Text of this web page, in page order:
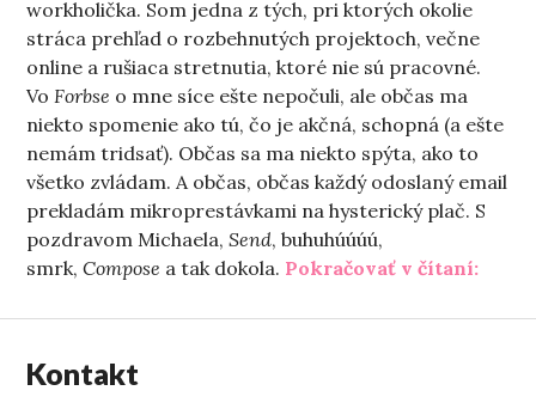
workholička. Som jedna z tých, pri ktorých okolie
stráca prehľad o rozbehnutých projektoch, večne
online a rušiaca stretnutia, ktoré nie sú pracovné.
VoForbse o mne síce ešte nepočuli, ale občas ma
niekto spomenie ako tú, čo je akčná, schopná (a ešte
nemám tridsať). Občas sa ma niekto spýta, ako to
všetko zvládam. A občas, občas každý odoslaný email
prekladám mikroprestávkami na hysterický plač. S
pozdravom Michaela,Send, buhuhúúúú,
smrk,Compose a tak dokola. Pokračovať v čítaní:
Kontakt